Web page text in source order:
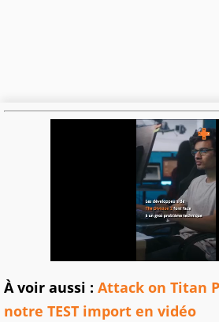
À voir aussi : Attack on Titan
notre TEST import en vidéo